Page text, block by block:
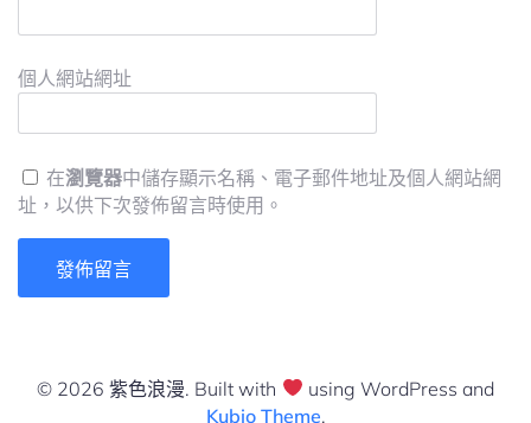
個人網站網址
在瀏覽器中儲存顯示名稱、電子郵件地址及個人網站網
址，以供下次發佈留言時使用。
© 2026 紫色浪漫. Built with
using WordPress and
Kubio Theme.